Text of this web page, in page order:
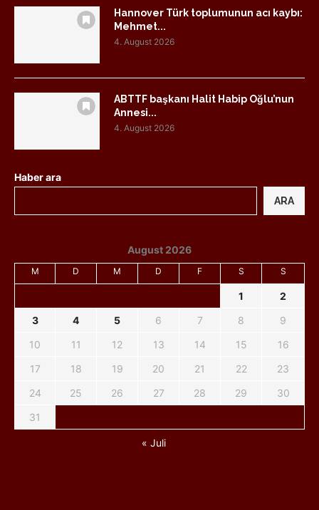
Hannover Türk toplumunun acı kaybı:
Mehmet...
4. August 2026
ABTTF başkanı Halit Habip Oğlu’nun
Annesi...
4. August 2026
Haber ara
ARA
August 2026
M D M D F S S
1
2
3
4 5 6 7 8
9
10
11 12 13 14 15
16
17
18 19 20 21 22
23
24
25 26 27 28 29
30
31
« Juli